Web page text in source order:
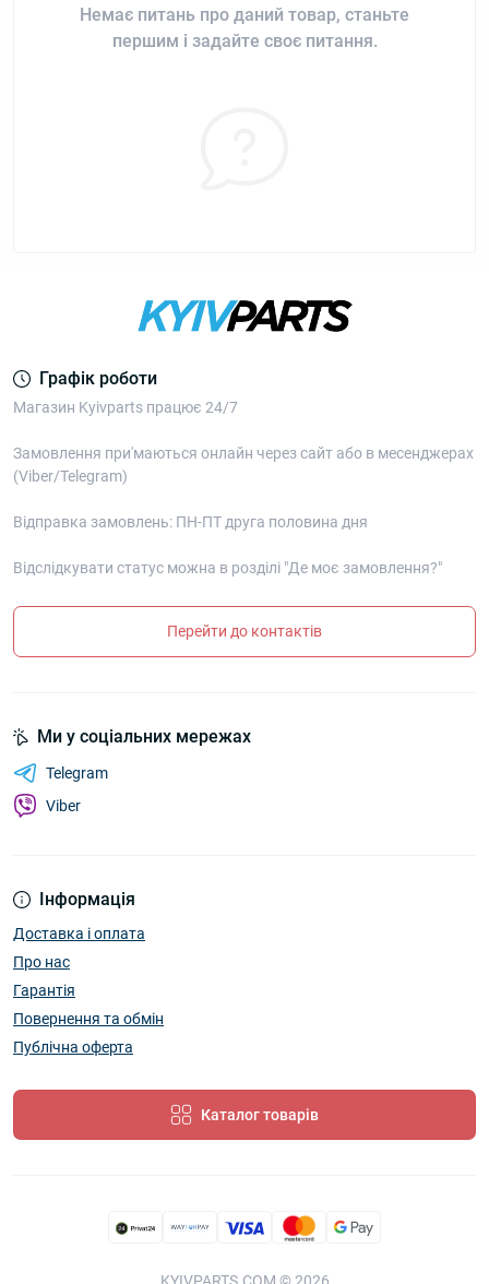
Немає питань про даний товар, станьте
першим і задайте своє питання.
Графік роботи
Магазин Kyivparts працює 24/7
Замовлення при'маються онлайн через сайт або в месенджерах
(Viber/Telegram)
Відправка замовлень: ПН-ПТ друга половина дня
Відслідкувати статус можна в розділі "Де моє замовлення?"
Перейти до контактів
Інформація
Доставка і оплата
Про нас
Гарантія
Повернення та обмін
Публічна оферта
Каталог товарів
Ми у соціальних мережах
Telegram
Viber